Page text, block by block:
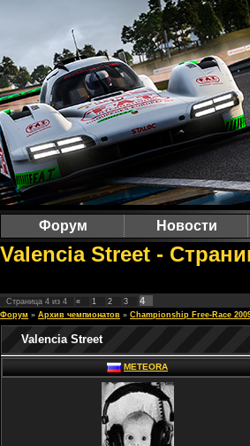
Форум Новости
Valencia Street -
Страница 4 из 4 « 1 2 3 4
Форум » Архив чемпионатов » Championship Free-Race
Valencia Street
METEORA